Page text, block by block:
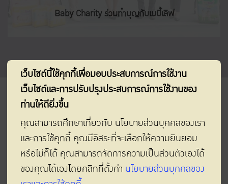
Baby Charity ร่วมทำบุญกับเบบี้เลิฟ
เว็บไซต์นี้ใช้คุกกี้เพื่อมอบประสบการณ์การใช้งาน
เว็บไซต์และการปรับปรุงประสบการณ์การใช้งานของ
ท่านให้ดียิ่งขึ้น
คุณสามารถศึกษาเกี่ยวกับ นโยบายส่วนบุคคลของเรา
และการใช้คุกกี้ คุณมีอิสระที่จะเลือกให้ความยินยอม
หรือไม่ก็ได้ คุณสามารถจัดการความเป็นส่วนตัวเองได้
ของคุณได้เองโดยคลิกที่ตั้งค่า นโยบายส่วนบุคคลของ